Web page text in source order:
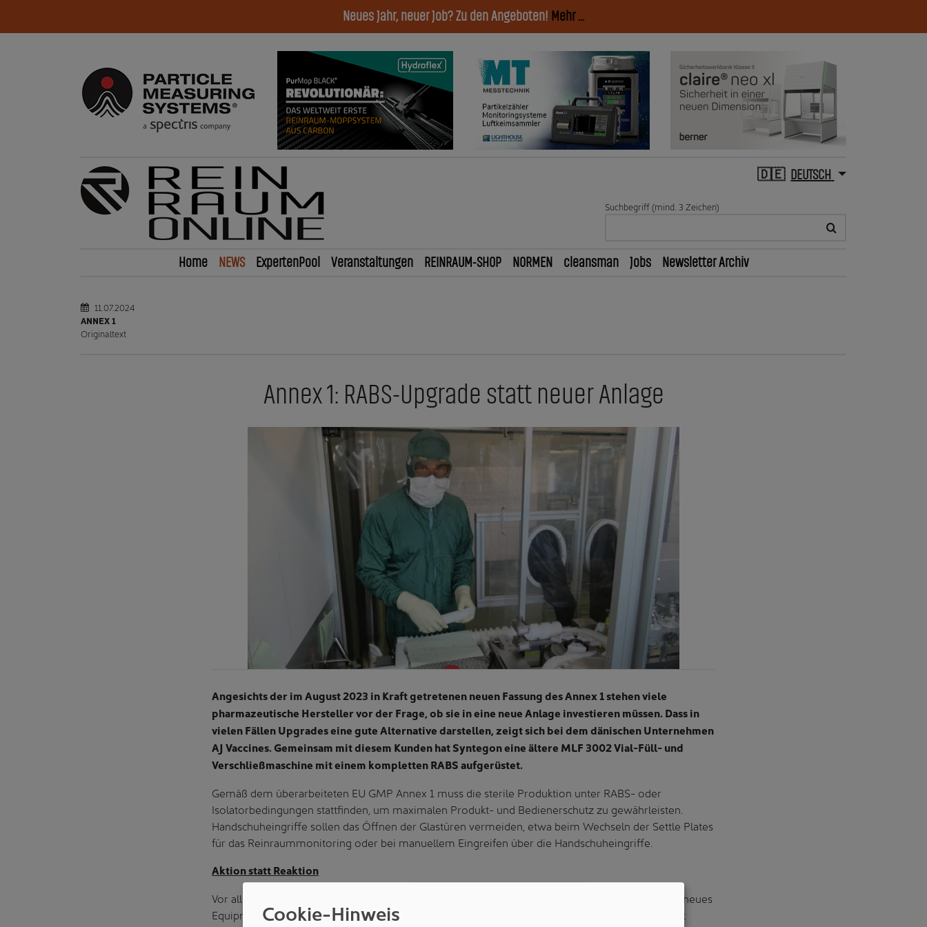
Neues Jahr, neuer Job? Zu den Angeboten! Mehr ...
DEUTSCH
Suchbegriff (mind. 3 Zeichen)
Home NEWS ExpertenPool Veranstaltungen REINRAUM-SHOP NORMEN cleansman Jobs Newsletter Archiv
11.07.2024
ANNEX 1
Originaltext
Annex 1: RABS-Upgrade statt neuer Anlage
Angesichts der im August 2023 in Kraft getretenen neuen Fassung des Annex 1 stehen viele
pharmazeutische Hersteller vor der Frage, ob sie in eine neue Anlage investieren müssen. Dass in
vielen Fällen Upgrades eine gute Alternative darstellen, zeigt sich bei dem dänischen Unternehmen
AJ Vaccines. Gemeinsam mit diesem Kunden hat Syntegon eine ältere MLF 3002 Vial-Füll- und
Verschließmaschine mit einem kompletten RABS aufgerüstet.
Gemäß dem überarbeiteten EU GMP Annex 1 muss die sterile Produktion unter RABS- oder
Isolatorbedingungen stattfinden, um maximalen Produkt- und Bedienerschutz zu gewährleisten.
Handschuheingriffe sollen das Öffnen der Glastüren vermeiden, etwa beim Wechseln der Settle Plates
für das Reinraummonitoring oder bei manuellem Eingreifen über die Handschuheingriffe.
Aktion statt Reaktion
Vor allem bei älteren Maschinen ist dies jedoch nicht immer gegeben. Hersteller müssen also in neues
Equipment mit vorinstallierter Barrieretechnologie investieren – oder aufrüsten. Syntegon bietet
Cookie-Hinweis